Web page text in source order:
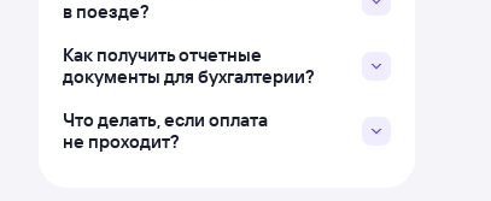
в поезде?
Как получить отчетные
документы для бухгалтерии?
Что делать, если оплата
не проходит?